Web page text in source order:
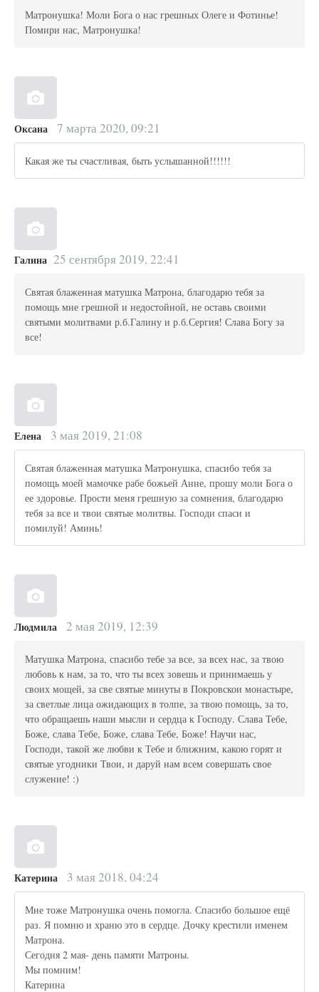
Матронушка! Моли Бога о нас грешных Олеге и Фотинье!
Помири нас, Матронушка!
Оксана 7 марта 2020, 09:21
Какая же ты счастливая, быть услышанной!!!!!!
Галина 25 сентября 2019, 22:41
Святая блаженная матушка Матрона, благодарю тебя за
помощь мне грешной и недостойной, не оставь своими
святыми молитвами р.б.Галину и р.б.Сергия! Слава Богу за
все!
Елена 3 мая 2019, 21:08
Святая блаженная матушка Матронушка, спасибо тебя за
помощь моей мамочке рабе божьей Анне, прошу моли Бога о
ее здоровье. Прости меня грешную за сомнения, благодарю
тебя за все и твои святые молитвы. Господи спаси и
помилуй! Аминь!
Людмила 2 мая 2019, 12:39
Матушка Матрона, спасибо тебе за все, за всех нас, за твою
любовь к нам, за то, что ты всех зовешь и принимаешь у
своих мощей, за све святые минуты в Покровскои монастыре,
за светлые лица ожидающих в толпе, за твою помощь, за то,
что обращаешь наши мысли и сердца к Господу. Слава Тебе,
Боже, слава Тебе, Боже, слава Тебе, Боже! Научи нас,
Господи, такой же любви к Тебе и ближним, какою горят и
святые угодники Твои, и даруй нам всем совершать свое
служение! :)
Катерина 3 мая 2018, 04:24
Мне тоже Матронушка очень помогла. Спасибо большое ещё
раз. Я помню и храню это в сердце. Дочку крестили именем
Матрона.
Сегодня 2 мая- день памяти Матроны.
Мы помним!
Катерина